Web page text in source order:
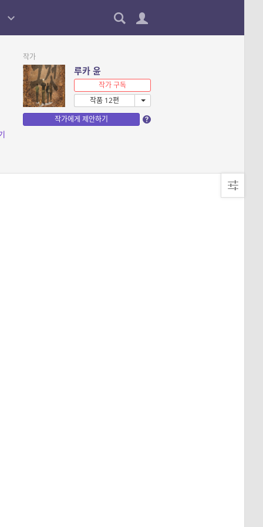
작가
루카 윤
작가 구독
작품 12편
작가에게 제안하기